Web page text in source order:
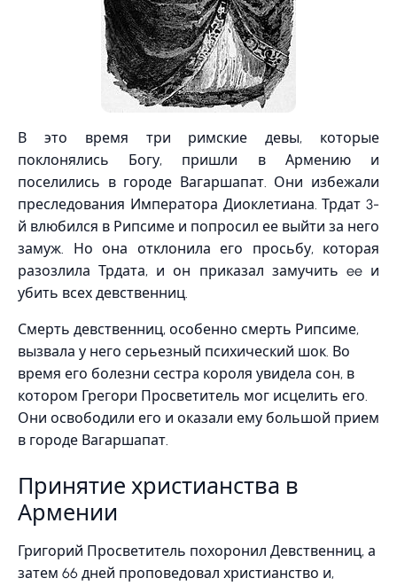
В это время три римские девы, которые
поклонялись Богу, пришли в Армению и
поселились в городе Вагаршапат. Они избежали
преследования Императора Диоклетиана. Трдат 3-
й влюбился в Рипсиме и попросил ее выйти за него
замуж. Но она отклонила его просьбу, которая
разозлила Трдата, и он приказал замучить ee и
убить всех девственниц.
Смерть девственниц, особенно смерть Рипсиме,
вызвала у него серьезный психический шок. Во
время его болезни сестра короля увидела сон, в
котором Грегори Просветитель мог исцелить его.
Они освободили его и оказали ему большой прием
в городе Вагаршапат.
Принятие христианства в
Армении
Григорий Просветитель похоронил Девственниц, а
затем 66 дней проповедовал христианство и,